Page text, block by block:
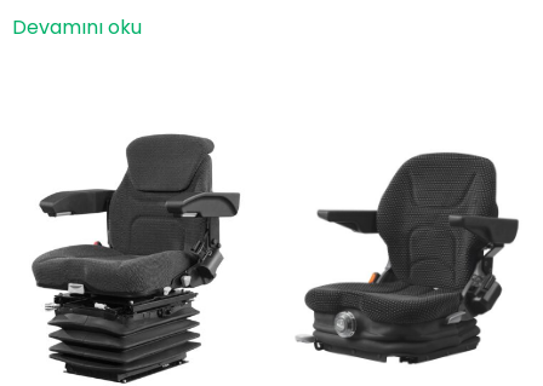
Devamını oku